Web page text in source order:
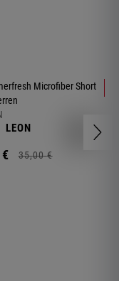
LEON
€ 35,00 €